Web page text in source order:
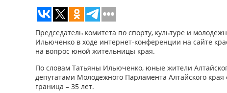
Председатель комитета по спорту, культуре и
Ильюченко в ходе интернет-конференции на сайте
на вопрос юной жительницы края.
По словам Татьяны Ильюченко, юные жители
депутатами Молодежного Парламента Алтайского края
граница – 35 лет.